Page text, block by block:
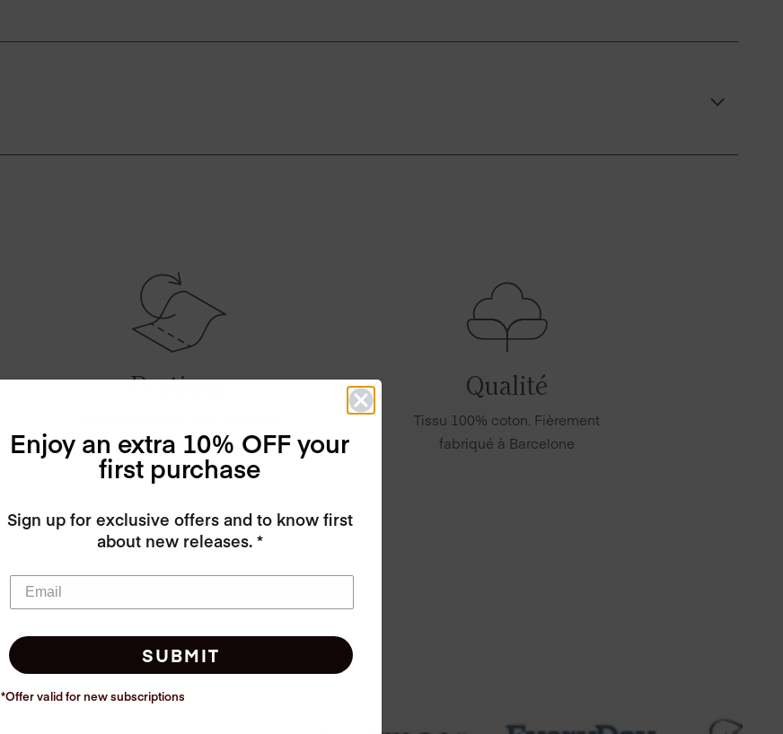
Pratique
Comme vous voulez!
Qualité
Tissu 100% coton. Fièrement
fabriqué à Barcelone
Enjoy an extra 10% OFF your
first purchase
Sign up for exclusive offers and to know first
about new releases. *
SUBMIT
*Offer valid for newsubscriptions